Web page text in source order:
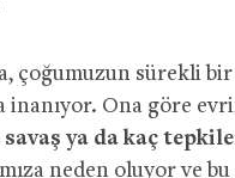
çoğumuzun sürekli
inanıyor. Ona göre
savaş ya da kaç
neden oluyor ve bu